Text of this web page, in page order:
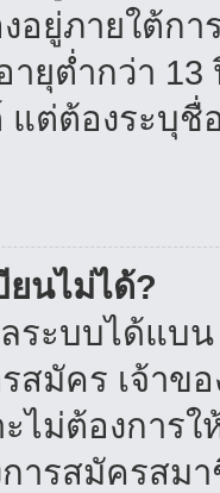
อยู่ภายใต้ก
ายุต่ำกว่า
แต่ต้องระบุ
ยนไม่ได้?
ระบบได้แบ
สมัคร เจ้าข
ไม่ต้องการ
ารสมัครสม